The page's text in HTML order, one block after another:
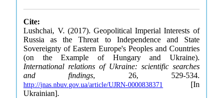
Cite:
Lushchai, V. (2017). Geopolitical Imperial Interests of
Russia as the Threat to Independence and State
Sovereignty of Eastern Europe's Peoples and Countries
(on the Example of Hungary and Ukraine).
International relations of Ukraine: scientific searches
and findings, 26, 529-534.
http://jnas.nbuv.gov.ua/article/UJRN-0000838371
[In
Ukrainian].